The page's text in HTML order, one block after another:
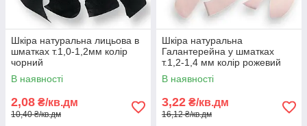
Шкіра натуральна лицьова в
шматках т.1,0-1,2мм колір
чорний
В наявності
2,08 ₴/кв.дм
10,40 ₴/кв.дм
Шкіра натуральна
Галантерейна у шматках
т.1,2-1,4 мм колір рожевий
В наявності
3,22 ₴/кв.дм
16,12 ₴/кв.дм